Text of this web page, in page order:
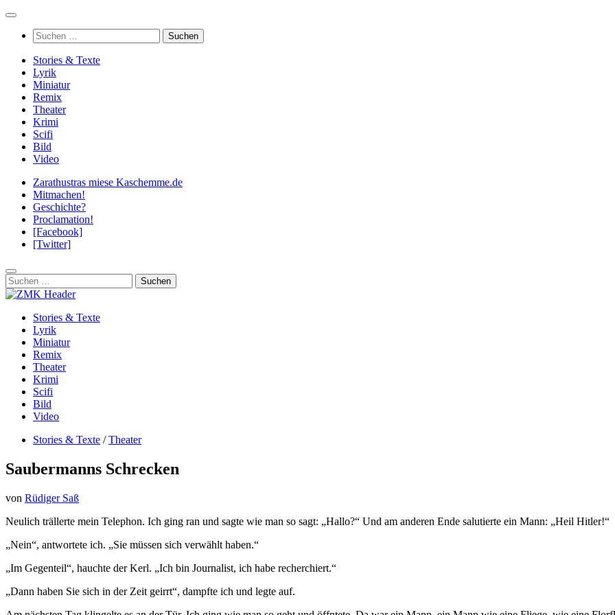
Zum
springenSuchen
nach:
Stories & Texte
Lyrik
Miniatur
Remix
Theater
Krimi
Scifi
Bild
Video
Zarathustras miese Kaschemme.de
Mitmachen!
Geschichte?
Proclamation!
[Facebook]
[Twitter]
Suchen
nach:
Stories & Texte
Lyrik
Miniatur
Remix
Theater
Krimi
Scifi
Bild
Video
Stories & Texte / Theater
Saubermanns Schrecken
von Rüdiger Saß
Neulich trällerte mein Telephon. Ich ging ran und sagte wie man so sagt: „Hallo?“ Und am anderen Ende salutierte ein Mann: „Heil Hitler!“
„Nein“, antwortete ich. „Sie müssen sich verwählt haben.“
„Im Gegenteil“, hauchte der Kerl. „Ich bin Journalist, ich habe recherchiert.“
„Dann haben Sie sich in der Zeit geirrt“, dampfte ich und legte auf.